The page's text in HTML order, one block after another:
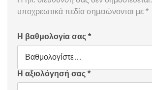
υποχρεωτικά πεδία σημειώνονται με *
Η βαθμολογία σας *
Η αξιολόγησή σας *